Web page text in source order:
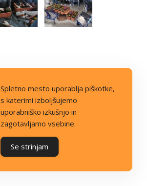
Spletno mesto uporablja piškotke,
s katerimi izboljšujemo
uporabniško izkušnjo in
zagotavljamo vsebine.
Se strinjam